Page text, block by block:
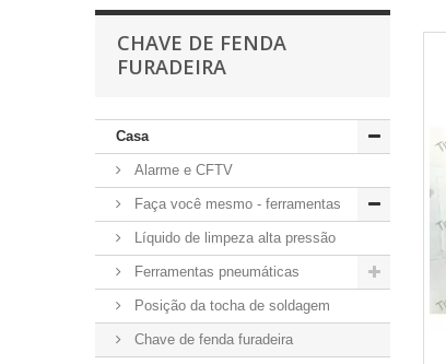
CHAVE DE FENDA
FURADEIRA
Casa
Alarme e CFTV
Faça você mesmo - ferramentas
Líquido de limpeza alta pressão
Ferramentas pneumáticas
Posição da tocha de soldagem
Chave de fenda furadeira